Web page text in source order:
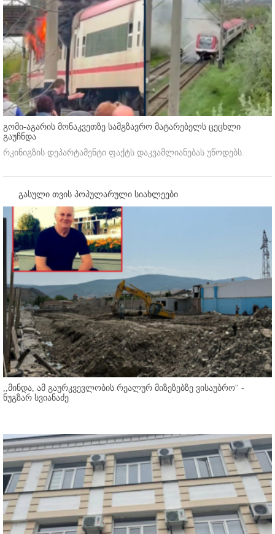
გომი-აგარის მონაკვეთზე სამგზავრო მატარებელს ცეცხლი
გაუჩნდა
რკინიგზის დეპარტამენტი ფაქტს დაკვამლიანებას უწოდებს.
გასული თვის პოპულარული სიახლეები
,,მინდა, ამ გაურკვევლობის რეალურ მიზეზებზე ვისაუბრო'' -
ნუგზარ სვიანაძე